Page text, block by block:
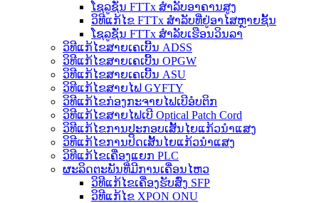
ໂຊລູຊັ່ນ FTTx ສຳລັບອາຄານສູງ
ວິທີແກ້ໄຂ FTTx ສຳລັບທີ່ຢູ່ອາໄສຫຼາຍຊັ້ນ
ໂຊລູຊັ່ນ FTTx ສຳລັບເຮືອນວິນລາ
ວິທີແກ້ໄຂສາຍເຄເບີ້ນ ADSS
ວິທີແກ້ໄຂສາຍເຄເບີ້ນ OPGW
ວິທີແກ້ໄຂສາຍເຄເບີ້ນ ASU
ວິທີແກ້ໄຂສາຍໄຟ GYFTY
ວິທີແກ້ໄຂກ່ອງກະຈາຍໄຟເບີອໍບຕິກ
ວິທີແກ້ໄຂສາຍໄຟເບີ Optical Patch Cord
ວິທີແກ້ໄຂການປະກອບເສັ້ນໄຍແກ້ວນຳແສງ
ວິທີແກ້ໄຂການປິດເສັ້ນໄຍແກ້ວນຳແສງ
ວິທີແກ້ໄຂເຄື່ອງແຍກ PLC
ຜະລິດຕະພັນທີ່ມີການເຄື່ອນໄຫວ
ວິທີແກ້ໄຂເຄື່ອງຮັບສົ່ງ SFP
ວິທີແກ້ໄຂ XPON ONU